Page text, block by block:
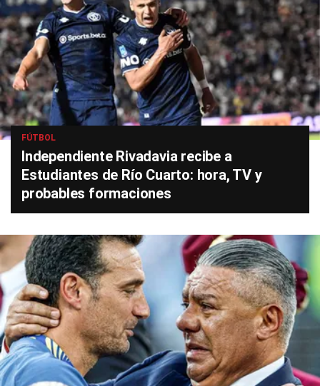
FÚTBOL
Independiente Rivadavia recibe a
Estudiantes de Río Cuarto: hora, TV y
probables formaciones